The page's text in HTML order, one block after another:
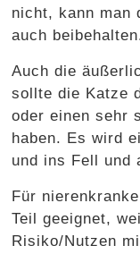
nicht, kann man
auch
Auch die
sollte die Katze
oder einen sehr
haben. Es wird
und ins Fell und
Für
Teil geeignet,
Risiko/Nutzen